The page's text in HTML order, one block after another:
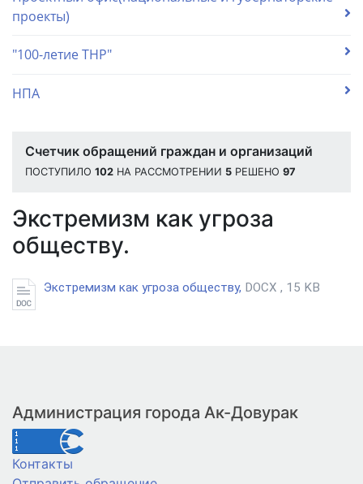
проекты)
"100-летие ТНР"
НПА
Счетчик обращений граждан и организаций
ПОСТУПИЛО 102 НА РАССМОТРЕНИИ 5 РЕШЕНО 97
Экстремизм как угроза
обществу.
Экстремизм как угроза обществу, DOCX , 15 KB
Администрация города Ак-Довурак
Контакты